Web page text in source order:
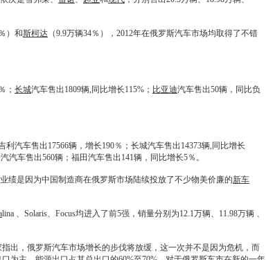
）和斯柯达 （9.9万辆34％），2012年在俄罗斯汽车市场均取得了不错
； 长城汽车售出1809辆,同比增长115%； 比亚迪汽车售出50辆，同比负
汽车售出17566辆，增长190％； 长城汽车售出14373辆,同比增长
汽车售出560辆； 福田汽车售出141辆，同比增长5％。
是因为中国制造商在俄罗斯市场陆续投放了不少物美价廉的新车
lina 、Solaris、Focus均进入了前5强，销量分别为12.1万辆、11.98万辆 、
出，俄罗斯汽车市场增长的步伐将放缓，这一次并不是因为危机，而